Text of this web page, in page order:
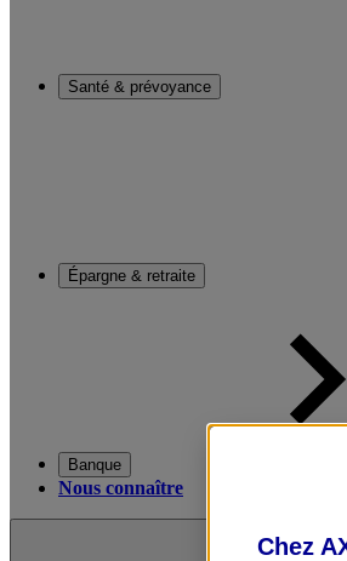
Santé & prévoyance
Épargne & retraite
Banque
Nous connaître
Chez